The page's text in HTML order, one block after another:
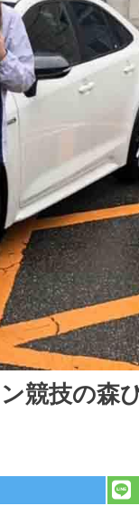
競技の森